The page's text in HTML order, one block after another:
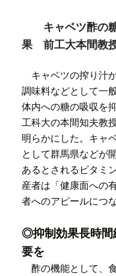
キャベツ酢の
果 前工大本間教
キャベツの搾り汁
調味料などとして一
体内への糖の吸収を
工科大の本間知夫教
明らかにした。 キャ
として群馬県などが
あるとされるビタミ
産者は「健康面への
者へのアピールにつ
◎抑制効果長時
要を
酢の機能として、